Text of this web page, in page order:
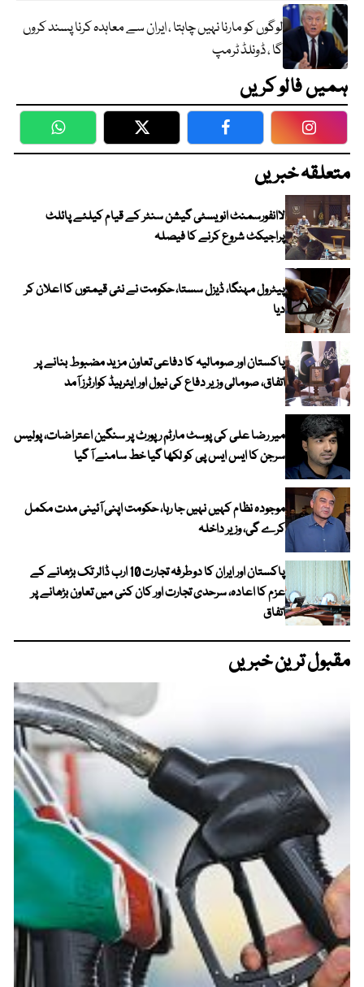
لوگوں کو مارنا نہیں چاہتا ، ایران سے معاہدہ کرنا پسند کروں
گا ، ڈونلڈ ٹرمپ
ہمیں فالو کریں
WhatsApp Twitter Facebook
متعلقہ خبریں
لاانفورسمنٹ انویسٹی گیشن سنٹر کے قیام کیلئے پائلٹ
پراجیکٹ شروع کرنے کا فیصلہ
پیٹرول مہنگا، ڈیزل سستا، حکومت نے نئی قیمتوں کا اعلان کر
دیا
پاکستان اور صومالیہ کا دفاعی تعاون مزید مضبوط بنانے پر
اتفاق، صومالی وزیر دفاع کی نیول اور ایئرہیڈ کوارٹرز آمد
میر رضا علی کی پوسٹ مارٹم رپورٹ پر سنگین اعتراضات، پولیس
سرجن کا ایس ایس پی کو لکھا گیا خط سامنے آ گیا
موجودہ نظام کہیں نہیں جا رہا، حکومت اپنی آئینی مدت مکمل
کرے گی، وزیر داخلہ
پاکستان اور ایران کا دوطرفہ تجارت 10 ارب ڈالر تک بڑھانے کے
عزم کا اعادہ، سرحدی تجارت اور کان کنی میں تعاون بڑھانے پر
اتفاق
مقبول ترین خبریں